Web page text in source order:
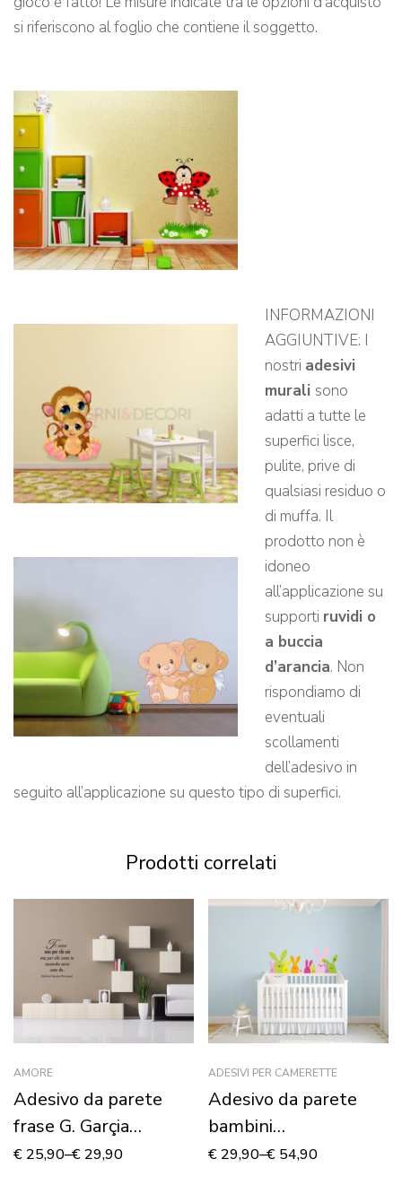
si riferiscono al foglio che contiene il soggetto.
INFORMAZIONI
AGGIUNTIVE: I
nostri adesivi
murali sono
adatti a tutte le
superfici lisce,
pulite, prive di
qualsiasi residuo o
di muffa. Il
prodotto non è
idoneo
all’applicazione su
supporti ruvidi o
a buccia
d’arancia. Non
rispondiamo di
eventuali
scollamenti
dell’adesivo in
seguito all’applicazione su questo tipo di superfici.
Prodotti correlati
AMORE
Adesivo da parete
frase G. Garçia
Marquez “TI AMO
€ 25,90–€ 29,90
ADESIVI PER CAMERETTE
Adesivo da parete
bambini
“CONIGLIETTI
€ 29,90–€ 54,90